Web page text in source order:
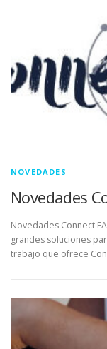
NOVEDADES
Novedades
Novedades Connect
grandes soluciones
trabajo que ofrece